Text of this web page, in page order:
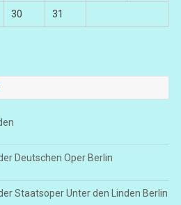
30 31
Deutschen Oper Berlin
Staatsoper Unter den Linden Berlin